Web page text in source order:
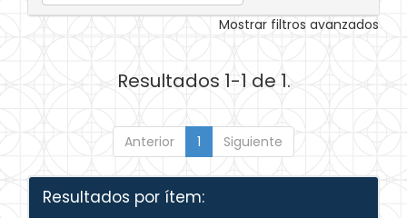
Mostrar filtros avanzados
Resultados 1-1 de 1.
Anterior 1 Siguiente
Resultados por ítem: